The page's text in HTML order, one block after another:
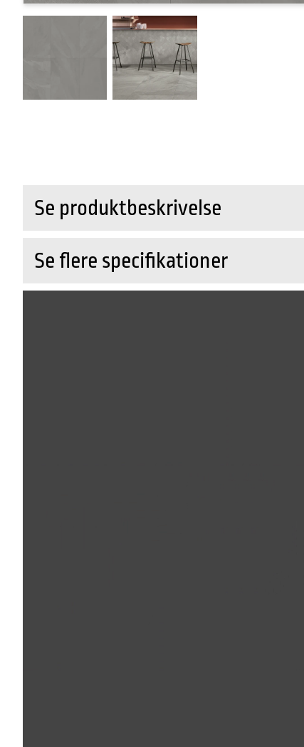
Se produktbeskrivelse
Se flere specifikationer